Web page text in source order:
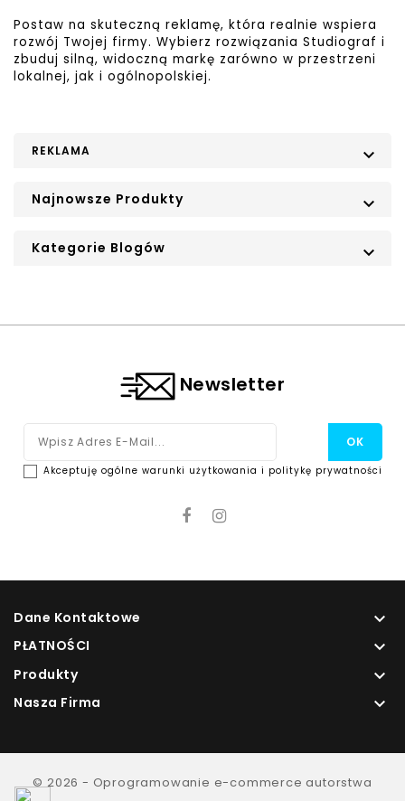
Postaw na skuteczną reklamę, która realnie wspiera
rozwój Twojej firmy. Wybierz rozwiązania Studiograf i
zbuduj silną, widoczną markę zarówno w przestrzeni
lokalnej, jak i ogólnopolskiej.
REKLAMA 
Najnowsze Produkty 
Kategorie Blogów 
Newsletter
Akceptuję ogólne warunki użytkowania i politykę prywatności
Dane Kontaktowe 
PŁATNOŚCI 
Produkty 
Nasza Firma 
© 2026 - Oprogramowanie e-commerce autorstwa